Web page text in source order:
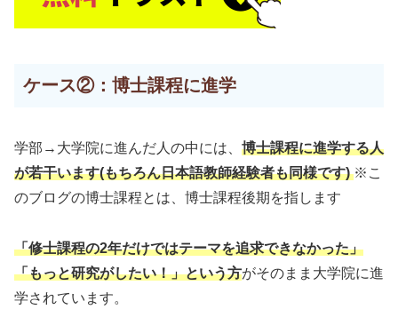
ケース②：博士課程に進学
学部→大学院に進んだ人の中には、 博士課程に進学する人
が若干います(もちろん日本語教師経験者も同様です)※こ
のブログの博士課程とは、博士課程後期を指します
「修士課程の2年だけではテーマを追求できなかった」
「もっと研究がしたい！」という方がそのまま大学院に進
学されています。